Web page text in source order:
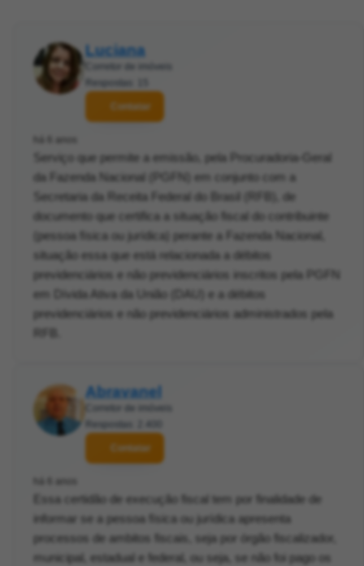
Luciana
Contatar
Serviço que permite a emissão, pela Procuradoria-Geral
da Fazenda Nacional (PGFN) em conjunto com a
Secretaria da Receita Federal do Brasil (RFB), de
documento que certifica a situação fiscal do contribuinte
(pessoa física ou jurídica) perante a Fazenda Nacional,
situação essa que está relacionada a débitos
previdenciários e não previdenciários inscritos pela PGFN
em Dívida Ativa da União (DAU) e a débitos
previdenciários e não previdenciários administrados pela
Abravanel
Contatar
Essa certidão de execução fiscal tem por finalidade de
informar se a pessoa física ou jurídica apresenta
processos de ambitos fiscais, seja por órgão fiscalizador,
municipal, estadual e federal, ou seja, se não foi pago os